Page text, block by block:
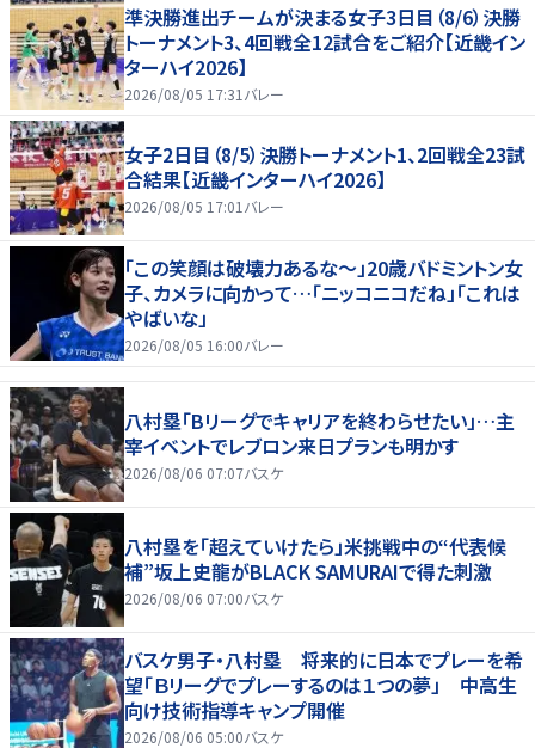
準決勝進出チームが決まる女子3日目（8/6）決勝
トーナメント3、4回戦全12試合をご紹介【近畿イン
ターハイ2026】
2026/08/05 17:31 バレー
女子2日目（8/5）決勝トーナメント1、2回戦全23試
合結果【近畿インターハイ2026】
2026/08/05 17:01 バレー
「この笑顔は破壊力あるな〜」20歳バドミントン女
子、カメラに向かって…「ニッコニコだね」「これは
やばいな」
2026/08/05 16:00バレー
八村塁「Bリーグでキャリアを終わらせたい」…主
宰イベントでレブロン来日プランも明かす
2026/08/06 07:07バスケ
八村塁を「超えていけたら」米挑戦中の“代表候
補”坂上史龍がBLACK SAMURAIで得た刺激
2026/08/06 07:00バスケ
バスケ男子・八村塁 将来的に日本でプレーを希
望「Ｂリーグでプレーするのは１つの夢」 中高生
向け技術指導キャンプ開催
2026/08/06 05:00バスケ